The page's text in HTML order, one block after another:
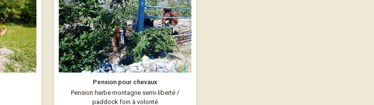
Pension pour chevaux
Pension herbe montagne semi-liberté /
paddock foin à volonté